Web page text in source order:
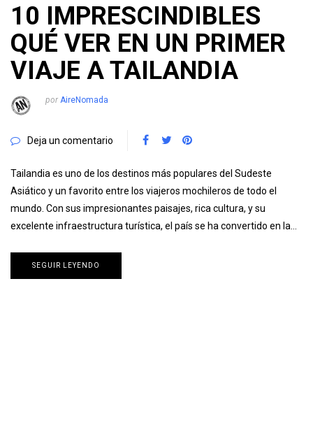
10 IMPRESCINDIBLES
QUÉ VER EN UN PRIMER
VIAJE A TAILANDIA
por AireNomada
Deja un comentario
Tailandia es uno de los destinos más populares del Sudeste
Asiático y un favorito entre los viajeros mochileros de todo el
mundo. Con sus impresionantes paisajes, rica cultura, y su
excelente infraestructura turística, el país se ha convertido en la…
SEGUIR LEYENDO